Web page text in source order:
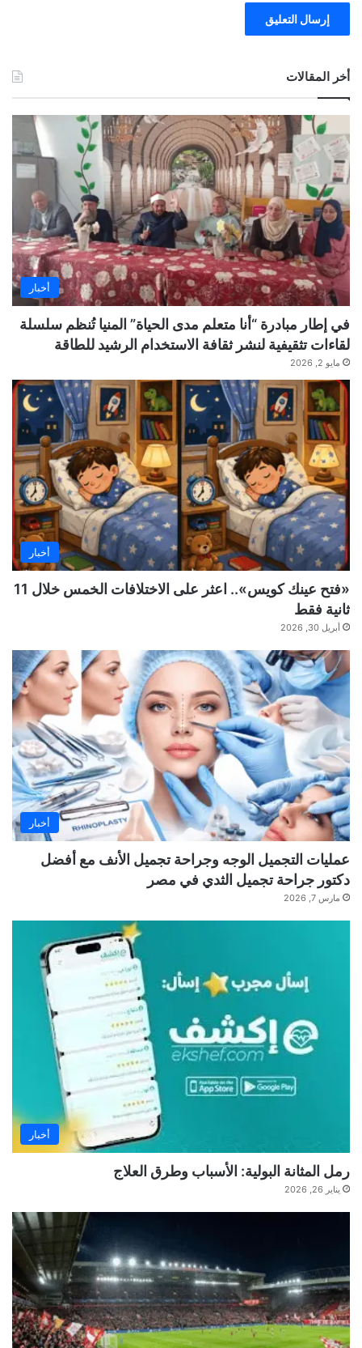
أخر المقالات
أخبار
في إطار مبادرة “أنا متعلم مدى الحياة” المنيا تُنظم سلسلة
لقاءات تثقيفية لنشر ثقافة الاستخدام الرشيد للطاقة
مايو 2, 2026
أخبار
«فتح عينك كويس».. اعثر على الاختلافات الخمس خلال 11
ثانية فقط
أبريل 30, 2026
أخبار
عمليات التجميل الوجه وجراحة تجميل الأنف مع أفضل
دكتور جراحة تجميل الثدي في مصر
مارس 7, 2026
أخبار
رمل المثانة البولية: الأسباب وطرق العلاج
يناير 26, 2026